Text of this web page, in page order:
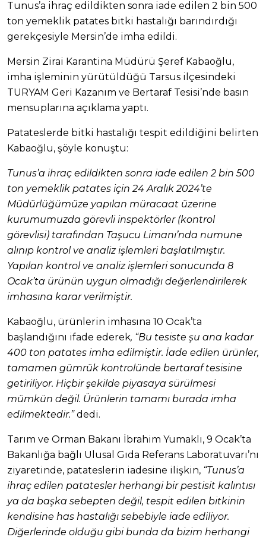
Tunus’a ihraç edildikten sonra iade edilen 2 bin 500
ton yemeklik patates bitki hastalığı barındırdığı
gerekçesiyle Mersin’de imha edildi.
Mersin Zirai Karantina Müdürü Şeref Kabaoğlu,
imha işleminin yürütüldüğü Tarsus ilçesindeki
TURYAM Geri Kazanım ve Bertaraf Tesisi’nde basın
mensuplarına açıklama yaptı.
Patateslerde bitki hastalığı tespit edildiğini belirten
Kabaoğlu, şöyle konuştu:
Tunus’a ihraç edildikten sonra iade edilen 2 bin 500
ton yemeklik patates için 24 Aralık 2024’te
Müdürlüğümüze yapılan müracaat üzerine
kurumumuzda görevli inspektörler (kontrol
görevlisi) tarafından Taşucu Limanı’nda numune
alınıp kontrol ve analiz işlemleri başlatılmıştır.
Yapılan kontrol ve analiz işlemleri sonucunda 8
Ocak’ta ürünün uygun olmadığı değerlendirilerek
imhasına karar verilmiştir.
Kabaoğlu, ürünlerin imhasına 10 Ocak’ta
başlandığını ifade ederek, “Bu tesiste şu ana kadar
400 ton patates imha edilmiştir. İade edilen ürünler,
tamamen gümrük kontrolünde bertaraf tesisine
getiriliyor. Hiçbir şekilde piyasaya sürülmesi
mümkün değil. Ürünlerin tamamı burada imha
edilmektedir.”dedi.
Tarım ve Orman Bakanı İbrahim Yumaklı, 9 Ocak’ta
Bakanlığa bağlı Ulusal Gıda Referans Laboratuvarı’nı
ziyaretinde, patateslerin iadesine ilişkin, “Tunus’a
ihraç edilen patatesler herhangi bir pestisit kalıntısı
ya da başka sebepten değil, tespit edilen bitkinin
kendisine has hastalığı sebebiyle iade ediliyor.
Diğerlerinde olduğu gibi bunda da bizim herhangi